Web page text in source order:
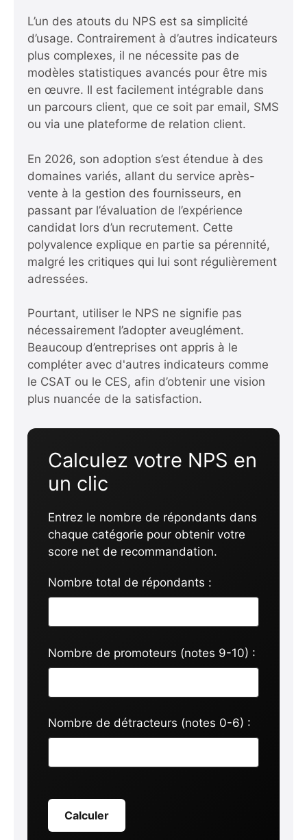
L’un des atouts du NPS est sa simplicité
d’usage. Contrairement à d’autres indicateurs
plus complexes, il ne nécessite pas de
modèles statistiques avancés pour être mis
en œuvre. Il est facilement intégrable dans
un parcours client, que ce soit par email, SMS
ou via une plateforme de relation client.
En 2026, son adoption s’est étendue à des
domaines variés, allant du service après-
vente à la gestion des fournisseurs, en
passant par l’évaluation de l’expérience
candidat lors d’un recrutement. Cette
polyvalence explique en partie sa pérennité,
malgré les critiques qui lui sont régulièrement
adressées.
Pourtant, utiliser le NPS ne signifie pas
nécessairement l’adopter aveuglément.
Beaucoup d’entreprises ont appris à le
compléter avec d'autres indicateurs comme
le CSAT ou le CES, afin d’obtenir une vision
plus nuancée de la satisfaction.
Calculez votre NPS en
un clic
Entrez le nombre de répondants dans
chaque catégorie pour obtenir votre
score net de recommandation.
Nombre total de répondants :
Nombre de promoteurs (notes 9-10) :
Nombre de détracteurs (notes 0-6) :
Calculer